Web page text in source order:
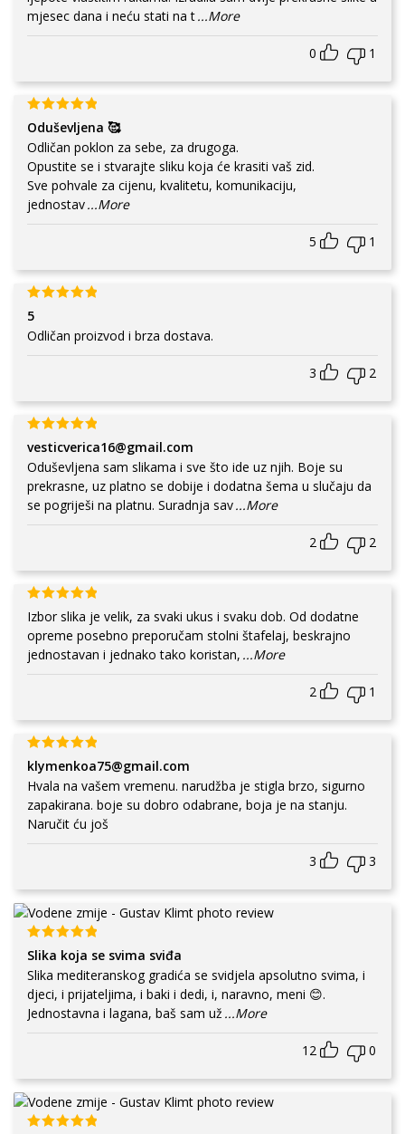
mjesec dana i neću stati na t...More
0 1
Oduševljena 🥰
Odličan poklon za sebe, za drugoga.
Opustite se i stvarajte sliku koja će krasiti vaš zid.
Sve pohvale za cijenu, kvalitetu, komunikaciju,
jednostav...More
5 1
5
Odličan proizvod i brza dostava.
3 2
vesticverica16@gmail.com
Oduševljena sam slikama i sve što ide uz njih. Boje su
prekrasne, uz platno se dobije i dodatna šema u slučaju da
se pogriješi na platnu. Suradnja sav...More
2 2
Izbor slika je velik, za svaki ukus i svaku dob. Od dodatne
opreme posebno preporučam stolni štafelaj, beskrajno
jednostavan i jednako tako koristan, ...More
2 1
klymenkoa75@gmail.com
Hvala na vašem vremenu. narudžba je stigla brzo, sigurno
zapakirana. boje su dobro odabrane, boja je na stanju.
Naručit ću još
3 3
Slika koja se svima sviđa
Slika mediteranskog gradića se svidjela apsolutno svima, i
djeci, i prijateljima, i baki i dedi, i, naravno, meni 😊.
Jednostavna i lagana, baš sam už ...More
12 0